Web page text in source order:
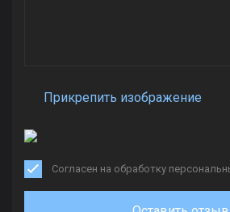
Прикрепить изображение
Согласен на обработку